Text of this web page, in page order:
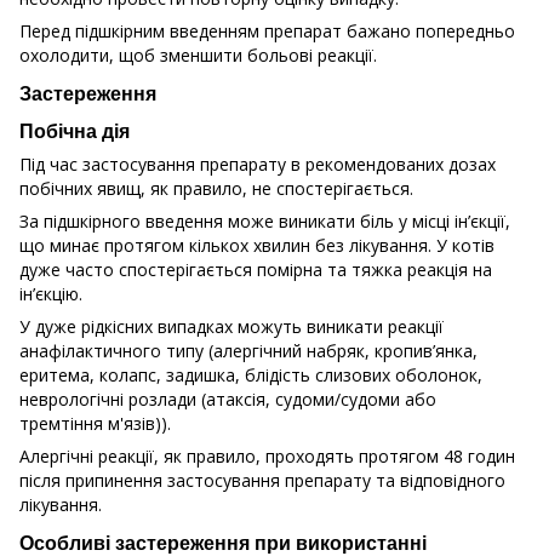
Перед підшкірним введенням препарат бажано попередньо
охолодити, щоб зменшити больові реакції.
Застереження
Побічна дія
Під час застосування препарату в рекомендованих дозах
побічних явищ, як правило, не спостерігається.
За підшкірного введення може виникати біль у місці ін’єкції,
що минає протягом кількох хвилин без лікування. У котів
дуже часто спостерігається помірна та тяжка реакція на
ін’єкцію.
У дуже рідкісних випадках можуть виникати реакції
анафілактичного типу (алергічний набряк, кропив’янка,
еритема, колапс, задишка, блідість слизових оболонок,
неврологічні розлади (атаксія, судоми/судоми або
тремтіння м'язів)).
Алергічні реакції, як правило, проходять протягом 48 годин
після припинення застосування препарату та відповідного
лікування.
Особливі застереження при використанні